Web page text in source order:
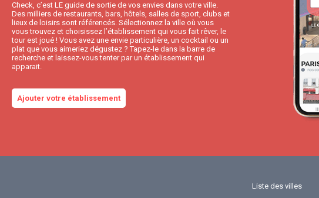
Check, c’est LE guide de sortie de vos envies dans votre ville.
Des milliers de restaurants, bars, hôtels, salles de sport, clubs et
lieux de loisirs sont référencés. Sélectionnez la ville où vous
vous trouvez et choisissez l’établissement qui vous fait rêver, le
tour est joué ! Vous avez une envie particulière, un cocktail ou un
plat que vous aimeriez dégustez ? Tapez-le dans la barre de
recherche et laissez-vous tenter par un établissement qui
apparait.
Ajouter votre établissement
Liste des villes